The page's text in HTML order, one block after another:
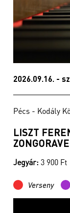
2026.09.16. -
Pécs - Kodály
LISZT
Jegyár: 3 900 Ft
Verseny